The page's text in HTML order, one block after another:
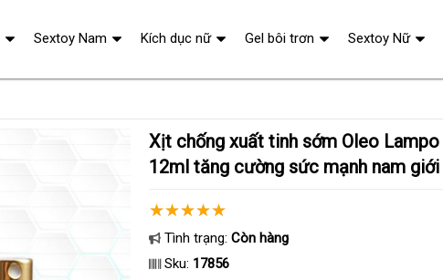
Xịt chống xuất tinh sớm Oleo Lampo Max Power
12ml tăng cường sức mạnh nam giới
Tình trạng: Còn hàng
Sku: 17856
Sextoy Nam Kích dục nữ Gel bôi trơn Sextoy Nữ